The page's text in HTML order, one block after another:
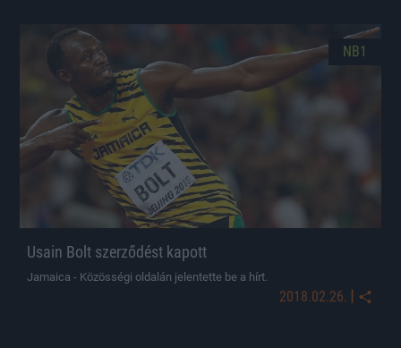
NB1
Usain Bolt szerződést kapott
Jamaica - Közösségi oldalán jelentette be a hírt.
2018.02.26. |